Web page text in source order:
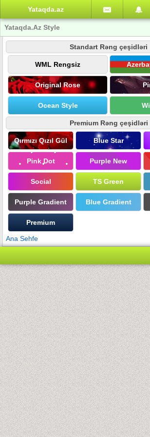
Yataqda.az
Yataqda.Az Style
Standart Rəng çeşidləri
WML Rengsiz
Original Rose
Ocean Style
Premium Rəng çeşidləri
Qırmızı Qızıl Gül Blue Star
Pink Dot Purple New
Social TS Green
Purple Gradient Blue Gradient
Premium
Ana Sehfe